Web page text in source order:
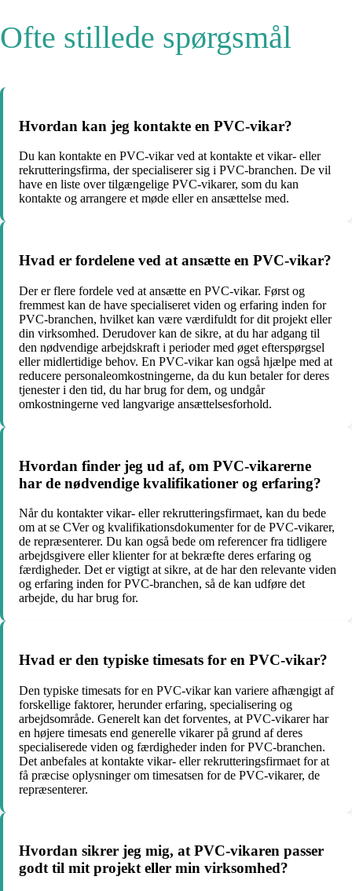
Ofte stillede spørgsmål
Hvordan kan jeg kontakte en PVC-vikar?
Du kan kontakte en PVC-vikar ved at kontakte et vikar- eller
rekrutteringsfirma, der specialiserer sig i PVC-branchen. De vil
have en liste over tilgængelige PVC-vikarer, som du kan
kontakte og arrangere et møde eller en ansættelse med.
Hvad er fordelene ved at ansætte en PVC-vikar?
Der er flere fordele ved at ansætte en PVC-vikar. Først og
fremmest kan de have specialiseret viden og erfaring inden for
PVC-branchen, hvilket kan være værdifuldt for dit projekt eller
din virksomhed. Derudover kan de sikre, at du har adgang til
den nødvendige arbejdskraft i perioder med øget efterspørgsel
eller midlertidige behov. En PVC-vikar kan også hjælpe med at
reducere personaleomkostningerne, da du kun betaler for deres
tjenester i den tid, du har brug for dem, og undgår
omkostningerne ved langvarige ansættelsesforhold.
Hvordan finder jeg ud af, om PVC-vikarerne
har de nødvendige kvalifikationer og erfaring?
Når du kontakter vikar- eller rekrutteringsfirmaet, kan du bede
om at se CVer og kvalifikationsdokumenter for de PVC-vikarer,
de repræsenterer. Du kan også bede om referencer fra tidligere
arbejdsgivere eller klienter for at bekræfte deres erfaring og
færdigheder. Det er vigtigt at sikre, at de har den relevante viden
og erfaring inden for PVC-branchen, så de kan udføre det
arbejde, du har brug for.
Hvad er den typiske timesats for en PVC-vikar?
Den typiske timesats for en PVC-vikar kan variere afhængigt af
forskellige faktorer, herunder erfaring, specialisering og
arbejdsområde. Generelt kan det forventes, at PVC-vikarer har
en højere timesats end generelle vikarer på grund af deres
specialiserede viden og færdigheder inden for PVC-branchen.
Det anbefales at kontakte vikar- eller rekrutteringsfirmaet for at
få præcise oplysninger om timesatsen for de PVC-vikarer, de
repræsenterer.
Hvordan sikrer jeg mig, at PVC-vikaren passer
godt til mit projekt eller min virksomhed?